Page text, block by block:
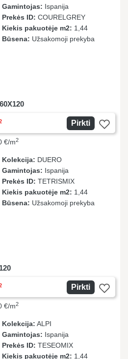
Gamintojas: Ispanija
Prekės ID: COURELGREY
Kiekis pakuotėje m2: 1,44
Būsena: Užsakomoji prekyba
Pirkti
€/m2
Kolekcija: DUERO
Gamintojas: Ispanija
Prekės ID: TETRISMIX
Kiekis pakuotėje m2: 1,44
Būsena: Užsakomoji prekyba
Pirkti
€/m2
Kolekcija: ALPI
Gamintojas: Ispanija
Prekės ID: TESEOMIX
Kiekis pakuotėje m2: 1,44